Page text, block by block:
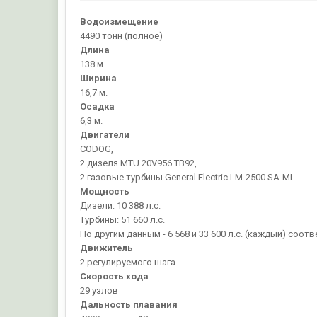
Водоизмещение
4490 тонн (полное)
Длина
138 м.
Ширина
16,7 м.
Осадка
6,3 м.
Двигатели
CODOG,
2 дизеля MTU 20V956 TB92,
2 газовые турбины General Electric LM-2500 SA-ML
Мощность
Дизели: 10 388 л.с.
Турбины: 51 660 л.с.
По другим данным - 6 568 и 33 600 л.с. (каждый)
Движитель
2 регулируемого шага
Скорость хода
29 узлов
Дальность плавания